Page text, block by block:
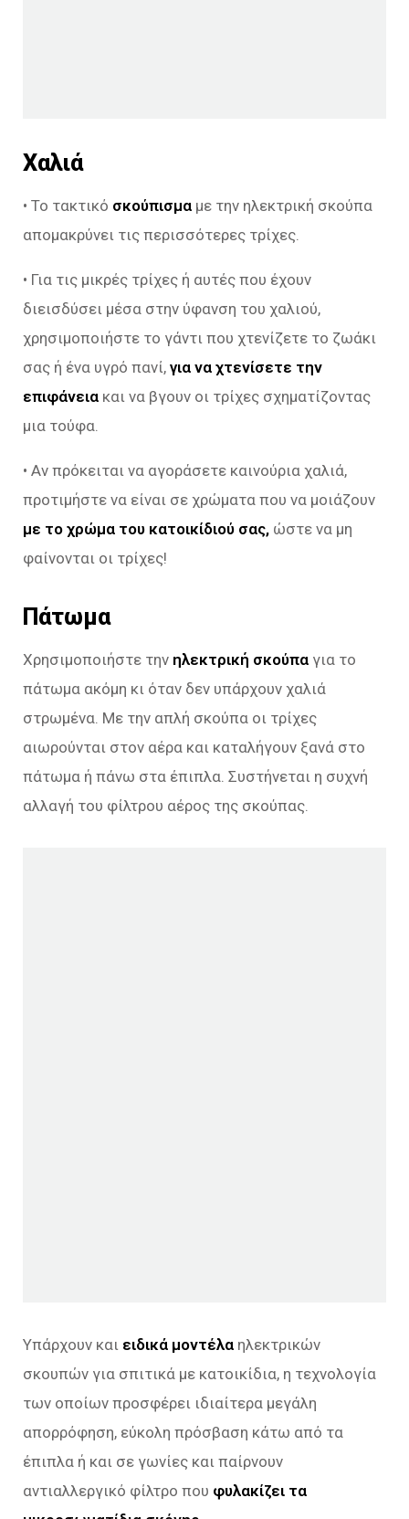
Χαλιά
• Το τακτικό σκούπισμα με την ηλεκτρική σκούπα
απομακρύνει τις περισσότερες τρίχες.
• Για τις μικρές τρίχες ή αυτές που έχουν
διεισδύσει μέσα στην ύφανση του χαλιού,
χρησιμοποιήστε το γάντι που χτενίζετε το ζωάκι
σας ή ένα υγρό πανί, για να χτενίσετε την
επιφάνεια και να βγουν οι τρίχες σχηματίζοντας
μια τούφα.
• Αν πρόκειται να αγοράσετε καινούρια χαλιά,
προτιμήστε να είναι σε χρώματα που να μοιάζουν
με το χρώμα του κατοικίδιού σας, ώστε να μη
φαίνονται οι τρίχες!
Πάτωμα
Χρησιμοποιήστε την ηλεκτρική σκούπα για το
πάτωμα ακόμη κι όταν δεν υπάρχουν χαλιά
στρωμένα. Με την απλή σκούπα οι τρίχες
αιωρούνται στον αέρα και καταλήγουν ξανά στο
πάτωμα ή πάνω στα έπιπλα. Συστήνεται η συχνή
αλλαγή του φίλτρου αέρος της σκούπας.
Υπάρχουν και ειδικά μοντέλα ηλεκτρικών
σκουπών για σπιτικά με κατοικίδια, η τεχνολογία
των οποίων προσφέρει ιδιαίτερα μεγάλη
απορρόφηση, εύκολη πρόσβαση κάτω από τα
έπιπλα ή και σε γωνίες και παίρνουν
αντιαλλεργικό φίλτρο που φυλακίζει τα